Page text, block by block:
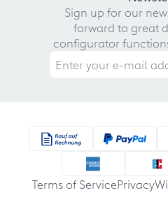
Sign up for our
forward to great
configurator
Terms of ServicePrivacy